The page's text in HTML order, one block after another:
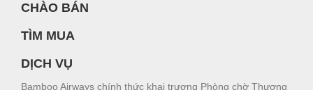
CHÀO BÁN
TÌM MUA
DỊCH VỤ
Bamboo Airways chính thức khai trương Phòng chờ Thương